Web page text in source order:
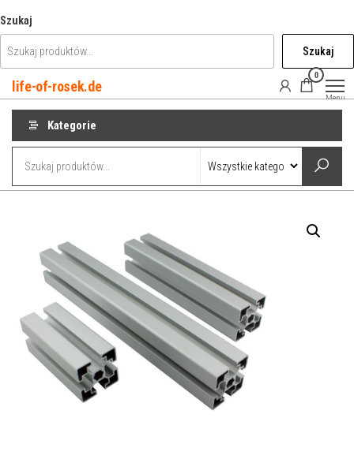
do
treści
Szukaj
Szukaj
life-of-rosek.de
0
Menu
Kategorie